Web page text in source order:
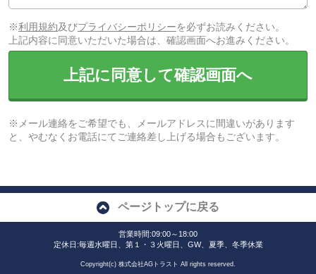
※利用規約及びプライバシーポリシーを必ずお読みください。
上記内容に同意いただいた場合は、確認画面へお進みください。
上記に同意して確認画面へ
※メール連絡をご希望でも、メールアドレスに間違いがあります
と、やむなくお電話にてご連絡差し上げる場合もございます。
ページトップに戻る
営業時間:09:00～18:00
定休日:毎週水曜日、第１・３火曜日、GW、夏季、冬季休業
Copyright(c) 株式会社AGトラスト All rights reserved.